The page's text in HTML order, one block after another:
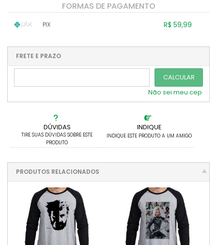
DÚVIDAS
TIRE SUAS DÚVIDAS SOBRE ESTE
PRODUTO
INDIQUE
INDIQUE ESTE PRODUTO A UM AMIGO
FORMAS DE PAGAMENTO
PIX R$ 59,99
...
....
FRETE E PRAZO
CALCULAR
Não sei meu cep
PRODUTOS RELACIONADOS